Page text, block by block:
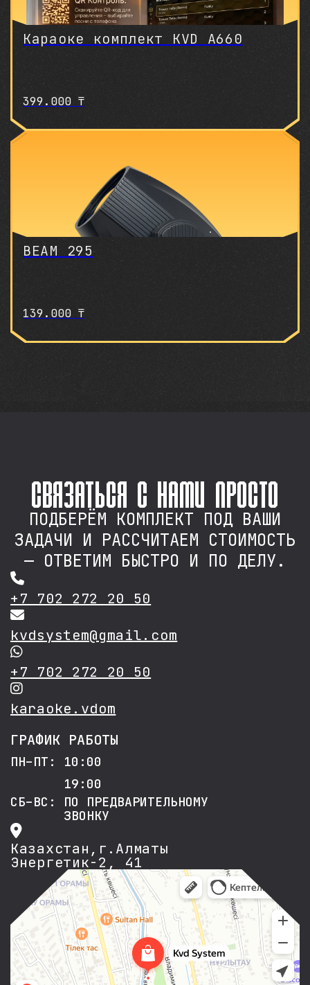
Караоке комплект KVD A660
399.000 ₸
BEAM 295
139.000 ₸
связаться с нами просто
ПОДБЕРЁМ КОМПЛЕКТ ПОД ВАШИ
ЗАДАЧИ И РАССЧИТАЕМ СТОИМОСТЬ
— ОТВЕТИМ БЫСТРО И ПО ДЕЛУ.
+7 702 272 20 50
kvdsystem@gmail.com
+7 702 272 20 50
karaoke.vdom
ГРАФИК РАБОТЫ
ПН–ПТ: 10:00
19:00
СБ–ВС: ПО ПРЕДВАРИТЕЛЬНОМУ
ЗВОНКУ
Казахстан,г.Алматы
Энергетик-2, 41